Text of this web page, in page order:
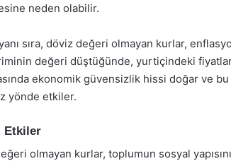
neden olabilir.
sıra, döviz değeri olmayan kurlar,
değeri düştüğünde, yurtiçindeki
ekonomik güvensizlik hissi doğar ve
yönde etkiler.
Etkiler
olmayan kurlar, toplumun sosyal